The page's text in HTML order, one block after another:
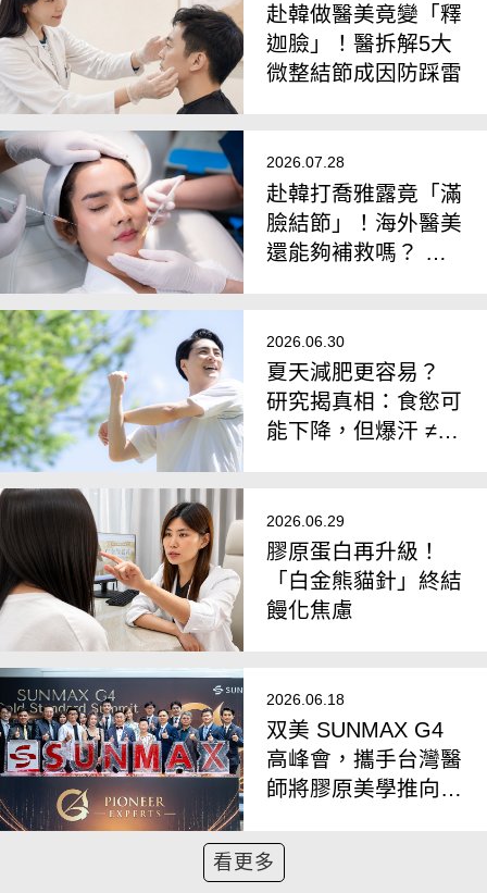
赴韓做醫美竟變「釋
迦臉」！醫拆解5大
微整結節成因防踩雷
2026.07.28
赴韓打喬雅露竟「滿
臉結節」！海外醫美
還能夠補救嗎？ 醫
2026.06.30
夏天減肥更容易？
研究揭真相：食慾可
能下降，但爆汗 ≠
2026.06.29
膠原蛋白再升級！
「白金熊貓針」終結
饅化焦慮
2026.06.18
双美 SUNMAX G4
高峰會，攜手台灣醫
師將膠原美學推向國
看更多